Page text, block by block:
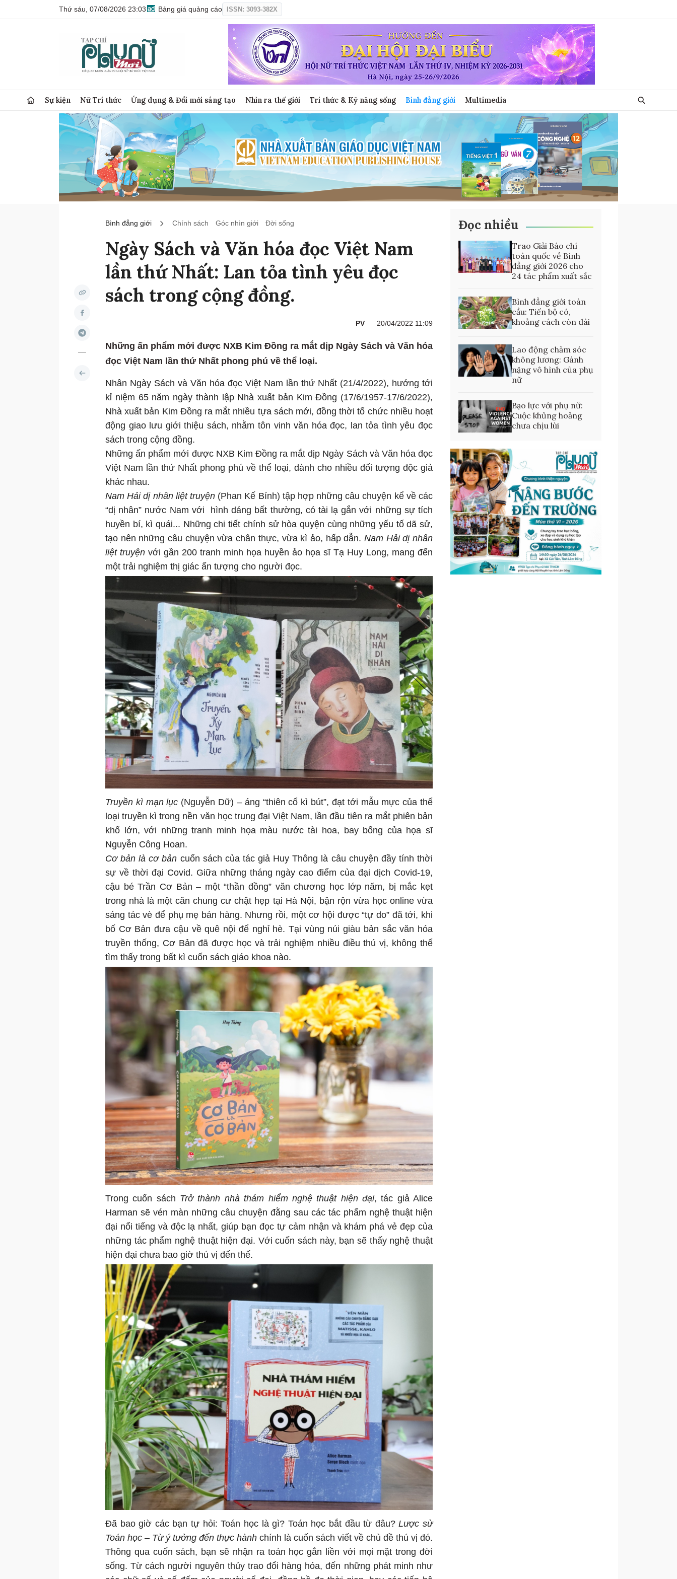
Thứ sáu, 07/08/2026 23:03 Bảng giá quảng cáo ISSN: 3093-382X
Sự kiện Nữ Trí thức Ứng dụng & Đổi mới sáng tạo Nhìn ra thế giới Tri thức & Kỹ năng sống Bình đẳng giới Multimedia
Bình đẳng giới Chính sách Góc nhìn giới Đời sống
Ngày Sách và Văn hóa đọc Việt Nam
lần thứ Nhất: Lan tỏa tình yêu đọc
sách trong cộng đồng.
PV 20/04/2022 11:09
Những ấn phẩm mới được NXB Kim Đồng ra mắt dịp Ngày Sách và Văn hóa
đọc Việt Nam lần thứ Nhất phong phú về thể loại.
Nhân Ngày Sách và Văn hóa đọc Việt Nam lần thứ Nhất (21/4/2022), hướng tới
kỉ niệm 65 năm ngày thành lập Nhà xuất bản Kim Đồng (17/6/1957-17/6/2022),
Nhà xuất bản Kim Đồng ra mắt nhiều tựa sách mới, đồng thời tổ chức nhiều hoạt
động giao lưu giới thiệu sách, nhằm tôn vinh văn hóa đọc, lan tỏa tình yêu đọc
sách trong cộng đồng.
Những ấn phẩm mới được NXB Kim Đồng ra mắt dịp Ngày Sách và Văn hóa đọc
Việt Nam lần thứ Nhất phong phú về thể loại, dành cho nhiều đối tượng độc giả
khác nhau.
Nam Hải dị nhân liệt truyện (Phan Kế Bính) tập hợp những câu chuyện kể về các
“dị nhân” nước Nam với hình dáng bất thường, có tài lạ gắn với những sự tích
huyền bí, kì quái... Những chi tiết chính sử hòa quyện cùng những yếu tố dã sử,
tạo nên những câu chuyện vừa chân thực, vừa kì ảo, hấp dẫn. Nam Hải dị nhân
liệt truyện với gần 200 tranh minh họa huyền ảo họa sĩ Tạ Huy Long, mang đến
một trải nghiệm thị giác ấn tượng cho người đọc.
Truyền kì mạn lục (Nguyễn Dữ) – áng “thiên cổ kì bút”, đạt tới mẫu mực của thể
loại truyền kì trong nền văn học trung đại Việt Nam, lần đầu tiên ra mắt phiên bản
khổ lớn, với những tranh minh họa màu nước tài hoa, bay bổng của họa sĩ
Nguyễn Công Hoan.
Cơ bản là cơ bản cuốn sách của tác giả Huy Thông là câu chuyện đầy tính thời
sự về thời đại Covid. Giữa những tháng ngày cao điểm của đại dịch Covid-19,
cậu bé Trần Cơ Bản – một “thần đồng” văn chương học lớp năm, bị mắc kẹt
trong nhà là một căn chung cư chật hẹp tại Hà Nội, bận rộn vừa học online vừa
sáng tác vè để phụ mẹ bán hàng. Nhưng rồi, một cơ hội được “tự do” đã tới, khi
bố Cơ Bản đưa cậu về quê nội để nghỉ hè. Tại vùng núi giàu bản sắc văn hóa
truyền thống, Cơ Bản đã được học và trải nghiệm nhiều điều thú vị, không thể
tìm thấy trong bất kì cuốn sách giáo khoa nào.
Trong cuốn sách Trở thành nhà thám hiểm nghệ thuật hiện đại, tác giả Alice
Harman sẽ vén màn những câu chuyện đằng sau các tác phẩm nghệ thuật hiện
đại nổi tiếng và độc lạ nhất, giúp bạn đọc tự cảm nhận và khám phá vẻ đẹp của
những tác phẩm nghệ thuật hiện đại. Với cuốn sách này, bạn sẽ thấy nghệ thuật
hiện đại chưa bao giờ thú vị đến thế.
Đã bao giờ các bạn tự hỏi: Toán học là gì? Toán học bắt đầu từ đâu?Lược sử
Toán học – Từ ý tưởng đến thực hành chính là cuốn sách viết về chủ đề thú vị đó.
Thông qua cuốn sách, bạn sẽ nhận ra toán học gắn liền với mọi mặt trong đời
sống. Từ cách người nguyên thủy trao đổi hàng hóa, đến những phát minh như
Đọc nhiều
Trao Giải Báo chí
toàn quốc về Bình
đẳng giới 2026 cho
24 tác phẩm xuất sắc
Bình đẳng giới toàn
cầu: Tiến bộ có,
khoảng cách còn dài
Lao động chăm sóc
không lương: Gánh
nặng vô hình của phụ
nữ
Bạo lực với phụ nữ:
Cuộc khủng hoảng
chưa chịu lùi